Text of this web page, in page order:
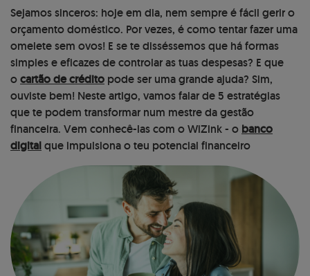
Sejamos sinceros: hoje em dia, nem sempre é fácil gerir o
orçamento doméstico. Por vezes, é como tentar fazer uma
omelete sem ovos! E se te disséssemos que há formas
simples e eficazes de controlar as tuas despesas? E que
ocartão de crédito pode ser uma grande ajuda? Sim,
ouviste bem! Neste artigo, vamos falar de 5 estratégias
que te podem transformar num mestre da gestão
financeira. Vem conhecê-las com o WiZink - o banco
digitalque impulsiona o teu potencial financeiro